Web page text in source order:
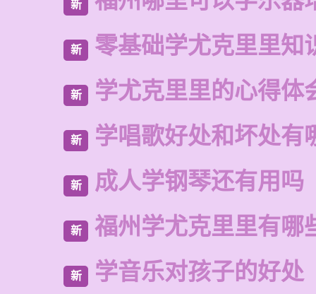
新
新 零基础学尤克里里知
新 学尤克里里的心得体
新 学唱歌好处和坏处有
新 成人学钢琴还有用吗
新 福州学尤克里里有哪
新 学音乐对孩子的好处